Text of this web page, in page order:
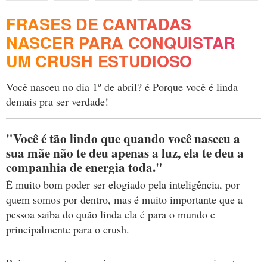
FRASES DE CANTADAS
NASCER PARA CONQUISTAR
UM CRUSH ESTUDIOSO
Você nasceu no dia 1º de abril? é Porque você é linda
demais pra ser verdade!
"Você é tão lindo que quando você nasceu a
sua mãe não te deu apenas a luz, ela te deu a
companhia de energia toda."
É muito bom poder ser elogiado pela inteligência, por
quem somos por dentro, mas é muito importante que a
pessoa saiba do quão linda ela é para o mundo e
principalmente para o crush.